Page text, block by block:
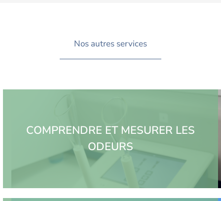
Nos autres services
COMPRENDRE ET MESURER LES
ODEURS